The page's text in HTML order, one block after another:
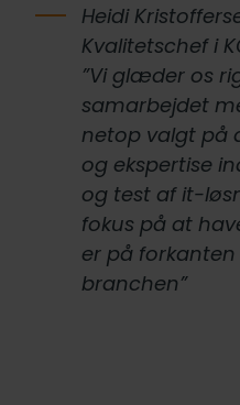
Heidi
Kvalitetschef i
”Vi glæder os
samarbejdet
netop valgt på
og ekspertise
og test af it-
fokus på at
er på
branchen”